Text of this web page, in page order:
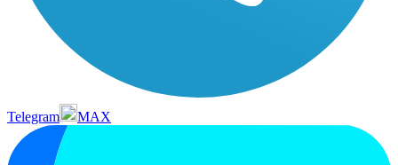
Telegram MAX